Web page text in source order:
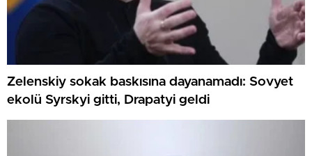
Zelenskiy sokak baskısına dayanamadı: Sovyet
ekolü Syrskyi gitti, Drapatyi geldi